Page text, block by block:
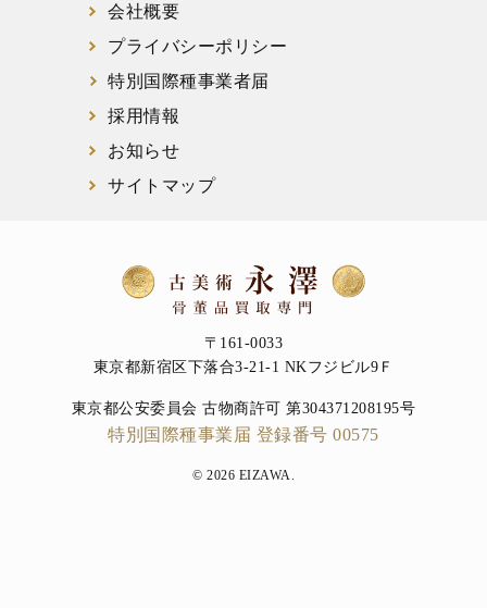
会社概要
プライバシーポリシー
特別国際種事業者届
採用情報
お知らせ
サイトマップ
〒161-0033
東京都新宿区下落合3-21-1 NKフジビル9Ｆ
東京都公安委員会 古物商許可 第304371208195号
特別国際種事業届 登録番号 00575
© 2026 EIZAWA.